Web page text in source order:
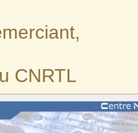
CNRTL